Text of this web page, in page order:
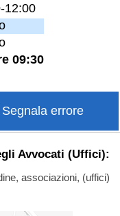
12:00
09:30
Segnala errore
Avvocati (Uffici):
associazioni, (uffici)